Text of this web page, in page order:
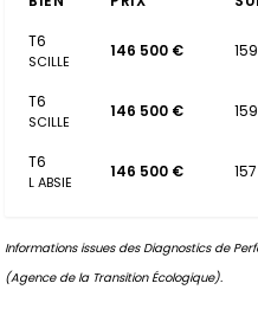
T6
SCILLE
146 500 €
T6
SCILLE
146 500 €
T6
L ABSIE
146 500 €
Informations issues des Diagnostics de
(Agence de la Transition Écologique).